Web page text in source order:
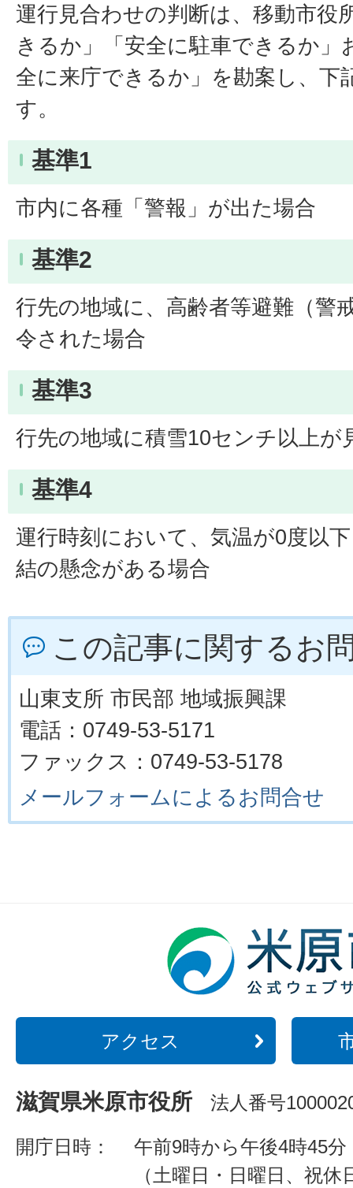
運行見合わせの判断は、移動市役
きるか」「安全に駐車できるか」
全に来庁できるか」を勘案し、下
す。
基準1
市内に各種「警報」が出た場合
基準2
行先の地域に、高齢者等避難（警
令された場合
基準3
行先の地域に積雪10センチ以上が
基準4
運行時刻において、気温が0度以
結の懸念がある場合
この記事に関するお
山東支所 市民部 地域振興課
電話：0749-53-5171
ファックス：0749-53-5178
メールフォームによるお問合せ
アクセス
滋賀県米原市役所 法人番号
開庁日時：
午前9時から午後4時45分
（土曜日・日曜日、祝